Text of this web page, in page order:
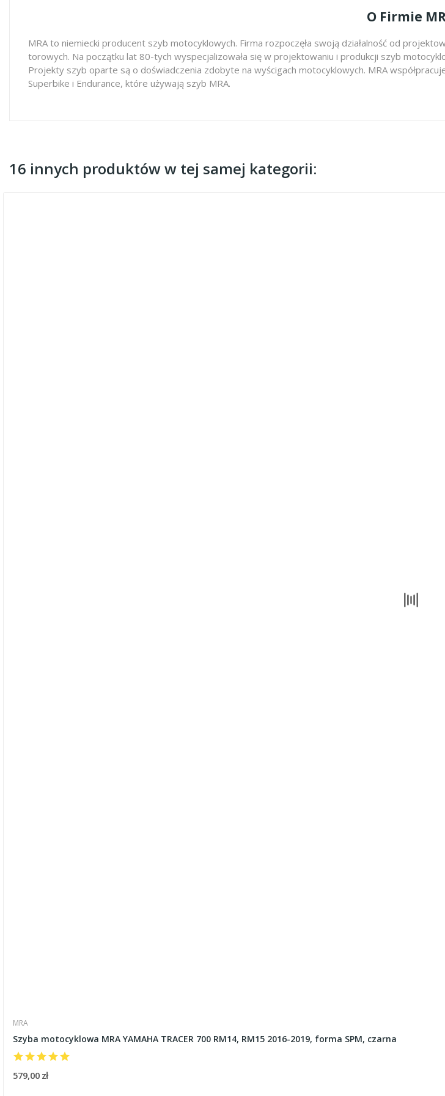
O Firmie
MRA to niemiecki producent szyb motocyklowych. Firma rozpoczęła swoją działalność od
torowych. Na początku lat 80-tych wyspecjalizowała się w projektowaniu i produkcji szyb
Projekty szyb oparte są o doświadczenia zdobyte na wyścigach motocyklowych. MRA
Superbike i Endurance, które używają szyb MRA.
16 innych produktów w tej samej kategorii:
MRA
Szyba motocyklowa MRA YAMAHA TRACER 700 RM14, RM15 2016-2019, forma SPM, czarna
579,00 zł